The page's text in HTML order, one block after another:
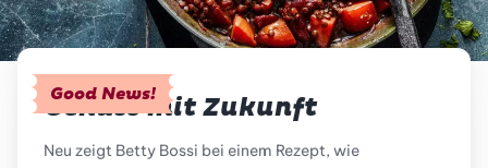
Good News!
Genuss mit Zukunft
Neu zeigt Betty Bossi bei einem Rezept, wie